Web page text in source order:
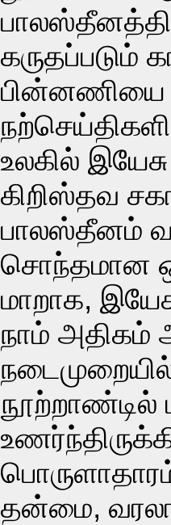
கருதப்படும்
பின்னணியை
உலகில்
கிறிஸ்தவ
பாலஸ்தீனம்
சொந்தமான
மாறாக,
நாம் அதிகம்
தன்மை,